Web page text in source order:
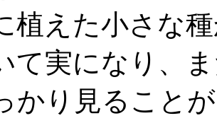
植えた小さな
て実になり、
かり見ること